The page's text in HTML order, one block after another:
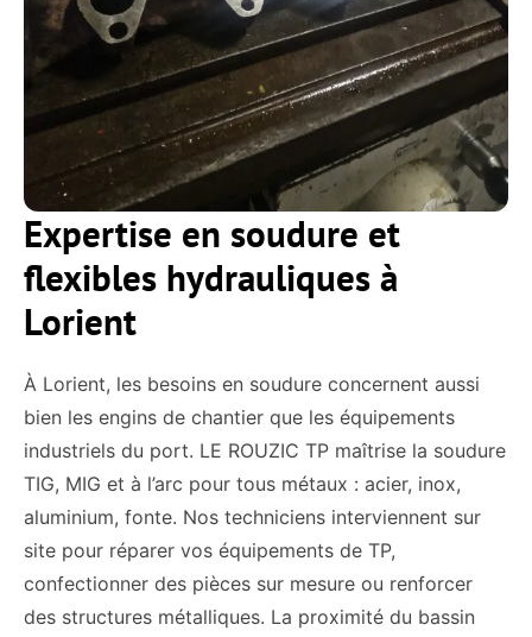
Expertise en soudure et
flexibles hydrauliques à
Lorient
À Lorient, les besoins en soudure concernent aussi
bien les engins de chantier que les équipements
industriels du port. LE ROUZIC TP maîtrise la soudure
TIG, MIG et à l’arc pour tous métaux : acier, inox,
aluminium, fonte. Nos techniciens interviennent sur
site pour réparer vos équipements de TP,
confectionner des pièces sur mesure ou renforcer
des structures métalliques. La proximité du bassin